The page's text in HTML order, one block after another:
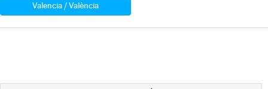
Valencia / València